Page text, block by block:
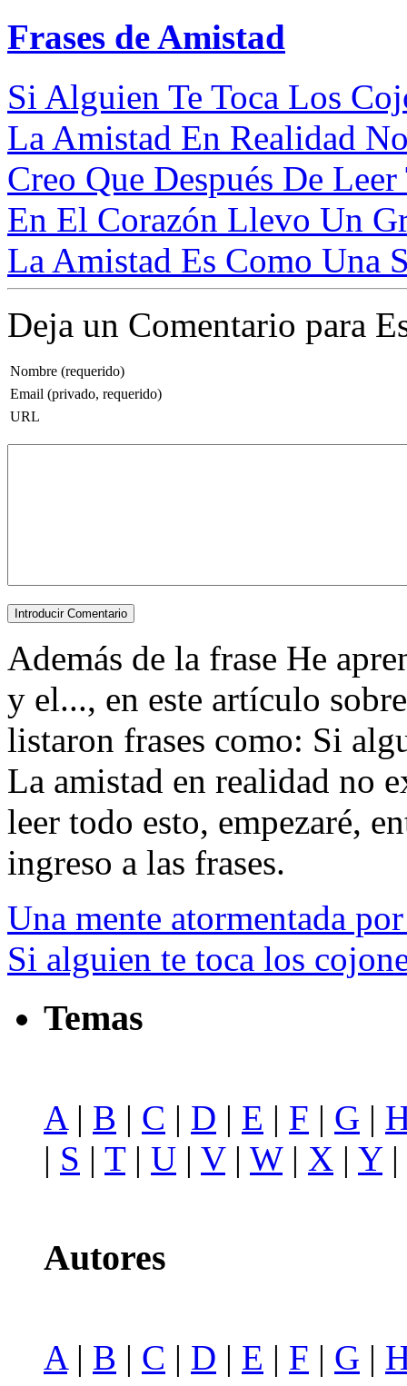
Frases de Amistad
Si Alguien Te Toca Los
La Amistad En Realidad
Creo Que Después De
En El Corazón Llevo Un
La Amistad Es Como Una
Deja un Comentario para
Nombre (requerido)
Email (privado, requerido)
URL
Además de la frase He
y el..., en este artículo
listaron frases como: Si
La amistad en realidad no
leer todo esto, empezaré,
ingreso a las frases.
Una mente atormentada
Si alguien te toca los
Temas
A | B | C | D | E | F | G |
| S | T| U | V| W| X | Y|
Autores
A| B | C | D | E | F | G |